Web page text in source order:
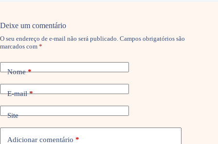
Deixe um comentário
O seu endereço de e-mail não será publicado. Campos obrigatórios são
marcados com *
Nome*
E-mail*
Site
Adicionar comentário *